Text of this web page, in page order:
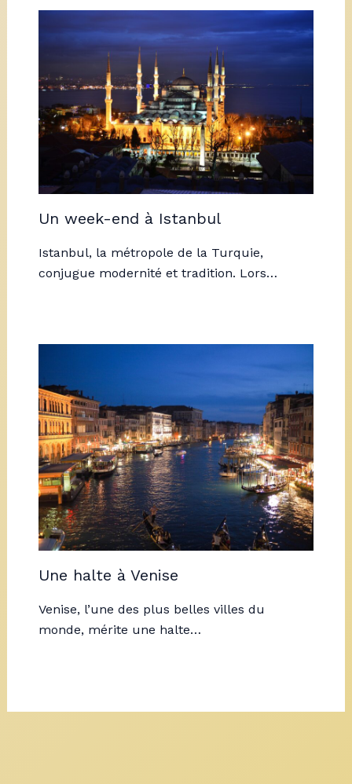
Un week-end à Istanbul
Istanbul, la métropole de la Turquie,
conjugue modernité et tradition. Lors…
Une halte à Venise
Venise, l’une des plus belles villes du
monde, mérite une halte…